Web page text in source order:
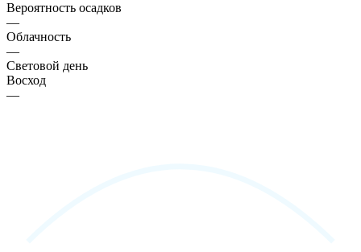
Вероятность осадков
—
Облачность
—
Световой день
Восход
—